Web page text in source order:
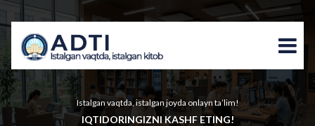
Istalgan vaqtda, istalgan joyda onlayn ta’lim!
IQTIDORINGIZNI KASHF ETING!